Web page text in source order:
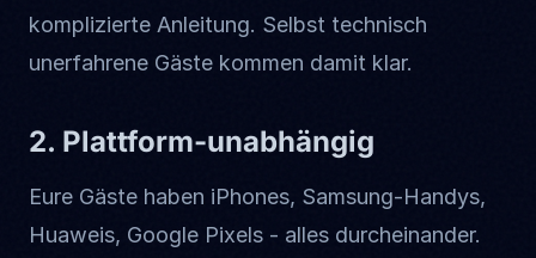
komplizierte Anleitung. Selbst technisch
unerfahrene Gäste kommen damit klar.
2. Plattform-unabhängig
Eure Gäste haben iPhones, Samsung-Handys,
Huaweis, Google Pixels - alles durcheinander.